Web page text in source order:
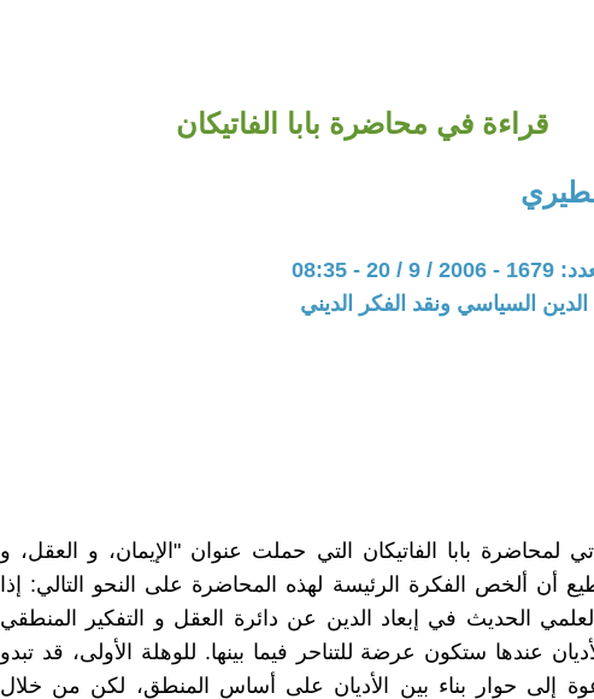
قراءة في محاضرة بابا الفاتيكان
- 08:35
الدين السياسي ونقد الفكر الديني
لمحاضرة بابا الفاتيكان التي حملت عنوان "الإيمان، و العقل، و
أن ألخص الفكرة الرئيسة لهذه المحاضرة على النحو التالي: إذا
الحديث في إبعاد الدين عن دائرة العقل و التفكير المنطقي
عندها ستكون عرضة للتناحر فيما بينها. للوهلة الأولى، قد تبدو
إلى حوار بناء بين الأديان على أساس المنطق، لكن من خلال